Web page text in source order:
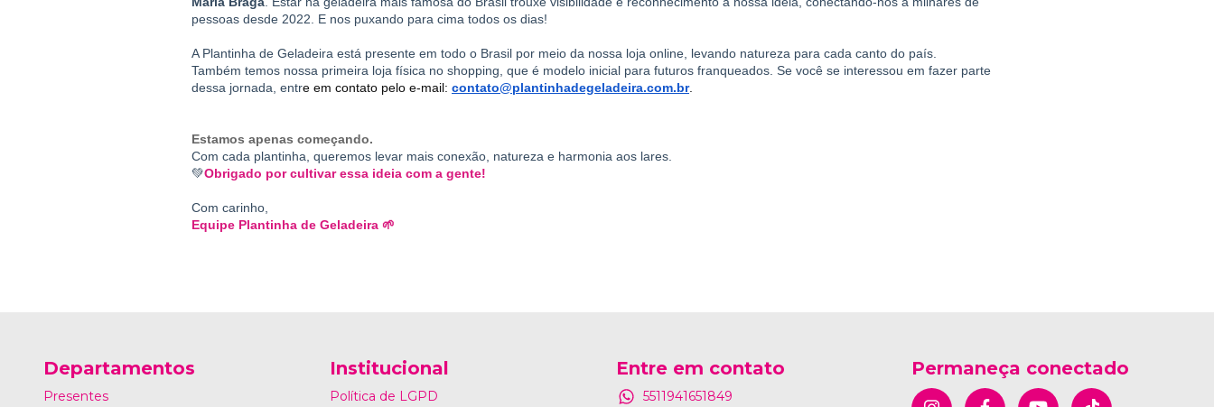
pessoas desde 2022. E nos puxando para cima todos os dias!
A Plantinha de Geladeira está presente em todo o Brasil por meio da nossa loja online, levando natureza para cada canto do país.
Também temos nossa primeira loja física no shopping, que é modelo inicial para futuros franqueados. Se você se interessou em fazer parte
dessa jornada, entre em contato pelo e-mail: contato@plantinhadegeladeira.com.br.
Estamos apenas começando.
Com cada plantinha, queremos levar mais conexão, natureza e harmonia aos lares.
💚Obrigado por cultivar essa ideia com a gente!
Com carinho,
Equipe Plantinha de Geladeira 🌱
Departamentos
Presentes
Institucional
Política de LGPD
Entre em contato
5511941651849
Permaneça conectado